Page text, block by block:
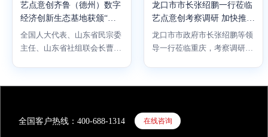
艺点意创齐鲁（德州）数字
经济创新生态基地获颁“青
年驿站”、“青年创业基地”
全国人大代表、山东省民宗委
主任、山东省社组联会长曹金
同下，莅临艺点意创齐鲁（德
龙口市市长张绍鹏一行莅临
艺点意创考察调研 加快推进
龙口总部项目落地实施
龙口市市政府市长张绍鹏等领
导一行莅临重庆，考察调研艺
业。
全国客户热线：400-688-1314 在线咨询